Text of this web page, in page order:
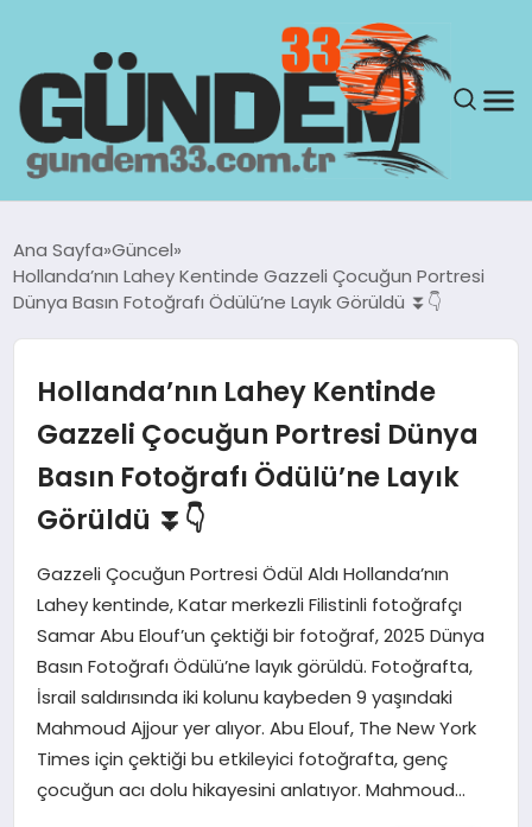
GÜNDEM
TEKNOLOJI
MAGAZIN
Ana Sayfa Güncel
Hollanda’nın Lahey Kentinde Gazzeli Çocuğun Portresi
Dünya Basın Fotoğrafı Ödülü’ne Layık Görüldü ⏬👇
Hollanda’nın Lahey Kentinde
Gazzeli Çocuğun Portresi Dünya
Basın Fotoğrafı Ödülü’ne Layık
Görüldü ⏬👇
Gazzeli Çocuğun Portresi Ödül Aldı Hollanda’nın
Lahey kentinde, Katar merkezli Filistinli fotoğrafçı
Samar Abu Elouf’un çektiği bir fotoğraf, 2025 Dünya
Basın Fotoğrafı Ödülü’ne layık görüldü. Fotoğrafta,
İsrail saldırısında iki kolunu kaybeden 9 yaşındaki
Mahmoud Ajjour yer alıyor. Abu Elouf, The New York
Times için çektiği bu etkileyici fotoğrafta, genç
çocuğun acı dolu hikayesini anlatıyor. Mahmoud…